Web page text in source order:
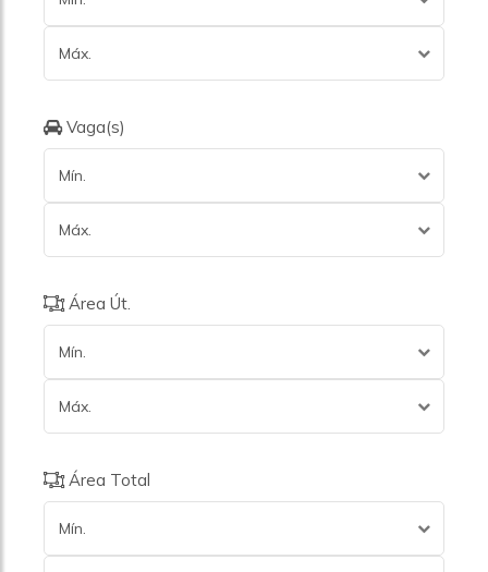
Máx.
Vaga(s)
Mín.
Máx.
Área Út.
Mín.
Máx.
Área Total
Mín.